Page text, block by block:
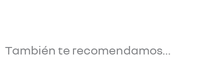
También te recomendamos…